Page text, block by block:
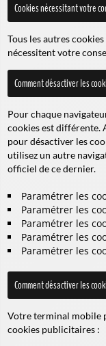
Cookies nécessitant votre
Tous les autres
nécessitent votre
Comment désactiver les
Pour chaque
cookies est différente.
pour désactiver les
utilisez un autre
officiel de ce dernier.
Paramétrer les
Paramétrer les
Paramétrer les
Paramétrer les
Paramétrer les
Comment désactiver les
Votre terminal mobile
cookies publicitaires :